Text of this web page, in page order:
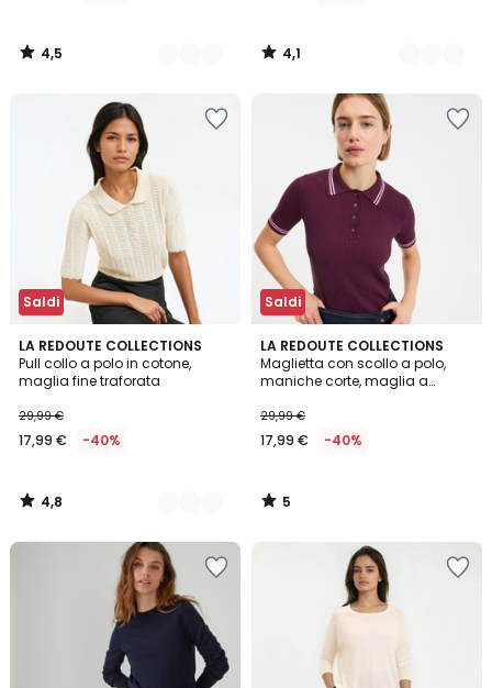
24,99
€
sconto
applicato.
4,5
/
4,1
/
Saldi
LA REDOUTE COLLECTIONS
Pull collo a polo in cotone,
maglia fine traforata
29,99 €
17,99 € -40%
4,8
/ 5
2
Colori
4,8
/
Saldi
LA REDOUTE COLLECTIONS
Maglietta con scollo a polo,
maniche corte, maglia a
29,99 €
17,99 € -40%
5
/
5
5
/